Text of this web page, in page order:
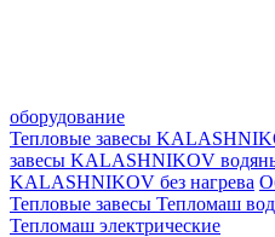
оборудование
Тепловые завесы
завесы KALASHNIKOV
KALASHNIKOV без нагрева
Тепловые завесы Тепломаш
Тепломаш электрические